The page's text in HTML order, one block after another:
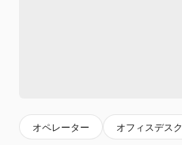
オペレーター オフィスデスク